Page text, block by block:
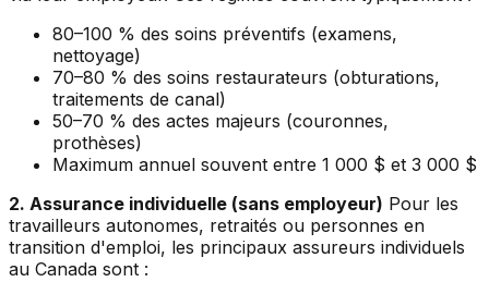
80–100 % des soins préventifs (examens,
nettoyage)
70–80 % des soins restaurateurs (obturations,
traitements de canal)
50–70 % des actes majeurs (couronnes,
prothèses)
Maximum annuel souvent entre 1 000 $ et 3 000 $
2. Assurance individuelle (sans employeur) Pour les
travailleurs autonomes, retraités ou personnes en
transition d'emploi, les principaux assureurs individuels
au Canada sont :